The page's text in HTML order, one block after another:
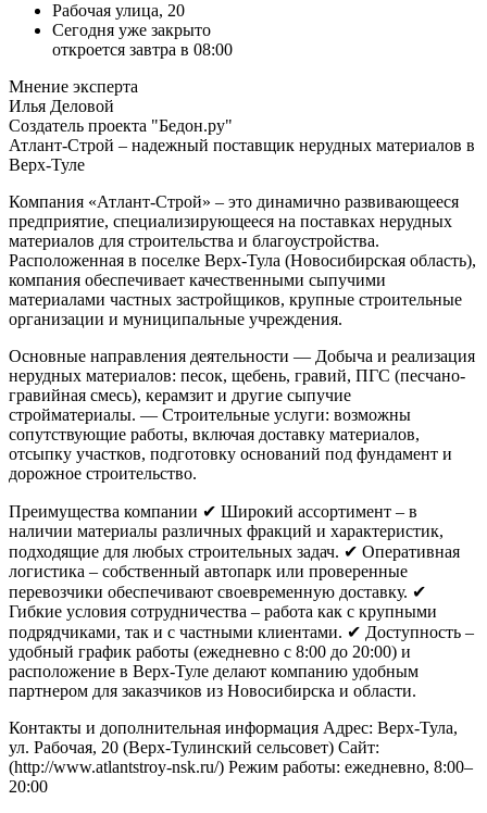
Рабочая улица, 20
Сегодня уже закрыто
откроется завтра в 08:00
Мнение эксперта
Илья Деловой
Создатель проекта "Бедон.ру"
Атлант-Строй – надежный поставщик нерудных материалов в
Верх-Туле
Компания «Атлант-Строй» – это динамично развивающееся
предприятие, специализирующееся на поставках нерудных
материалов для строительства и благоустройства.
Расположенная в поселке Верх-Тула (Новосибирская область),
компания обеспечивает качественными сыпучими
материалами частных застройщиков, крупные строительные
организации и муниципальные учреждения.
Основные направления деятельности — Добыча и реализация
нерудных материалов: песок, щебень, гравий, ПГС (песчано-
гравийная смесь), керамзит и другие сыпучие
стройматериалы. — Строительные услуги: возможны
сопутствующие работы, включая доставку материалов,
отсыпку участков, подготовку оснований под фундамент и
дорожное строительство.
Преимущества компании ✔ Широкий ассортимент – в
наличии материалы различных фракций и характеристик,
подходящие для любых строительных задач. ✔ Оперативная
логистика – собственный автопарк или проверенные
перевозчики обеспечивают своевременную доставку. ✔
Гибкие условия сотрудничества – работа как с крупными
подрядчиками, так и с частными клиентами. ✔ Доступность –
удобный график работы (ежедневно с 8:00 до 20:00) и
расположение в Верх-Туле делают компанию удобным
партнером для заказчиков из Новосибирска и области.
Контакты и дополнительная информация Адрес: Верх-Тула,
ул. Рабочая, 20 (Верх-Тулинский сельсовет) Сайт:
(http://www.atlantstroy-nsk.ru/) Режим работы: ежедневно, 8:00–
20:00